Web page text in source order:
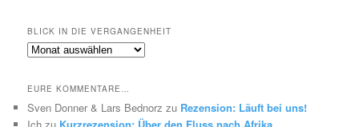
BLICK IN DIE VERGANGENHEIT
Blick
Vergangenheit
EURE KOMMENTARE…
Sven Donner & Lars Bednorz zu Rezension: Läuft bei uns!